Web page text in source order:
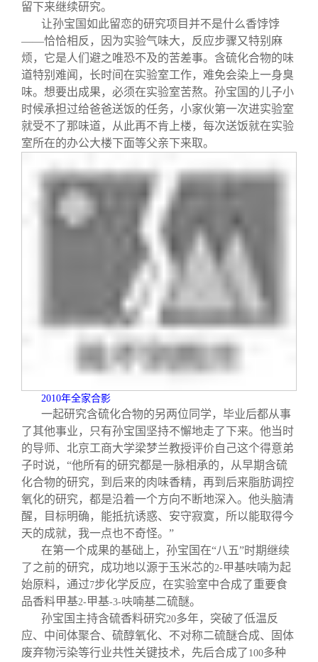
留下来继续研究。
让孙宝国如此留恋的研究项目并不是什么香饽饽
——恰恰相反，因为实验气味大，反应步骤又特别麻
烦，它是人们避之唯恐不及的苦差事。含硫化合物的味
道特别难闻，长时间在实验室工作，难免会染上一身臭
味。想要出成果，必须在实验室苦熬。孙宝国的儿子小
时候承担过给爸爸送饭的任务，小家伙第一次进实验室
就受不了那味道，从此再不肯上楼，每次送饭就在实验
室所在的办公大楼下面等父亲下来取。
2010年全家合影
一起研究含硫化合物的另两位同学，毕业后都从事
了其他事业，只有孙宝国坚持不懈地走了下来。他当时
的导师、北京工商大学梁梦兰教授评价自己这个得意弟
子时说，“他所有的研究都是一脉相承的，从早期含硫
化合物的研究，到后来的肉味香精，再到后来脂肪调控
氧化的研究，都是沿着一个方向不断地深入。他头脑清
醒，目标明确，能抵抗诱惑、安守寂寞，所以能取得今
天的成就，我一点也不奇怪。”
在第一个成果的基础上，孙宝国在“八五”时期继续
了之前的研究，成功地以源于玉米芯的2-甲基呋喃为起
始原料，通过7步化学反应，在实验室中合成了重要食
品香料甲基2-甲基-3-呋喃基二硫醚。
孙宝国主持含硫香料研究20多年，突破了低温反
应、中间体聚合、硫醇氧化、不对称二硫醚合成、固体
废弃物污染等行业共性关键技术，先后合成了 100多种